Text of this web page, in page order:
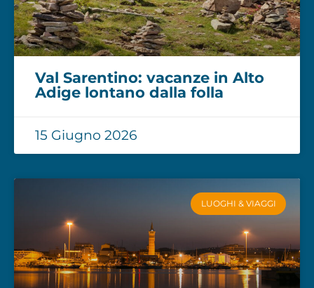
Val Sarentino: vacanze in Alto
Adige lontano dalla folla
15 Giugno 2026
LUOGHI & VIAGGI